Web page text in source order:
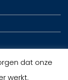
dat onze
werkt.